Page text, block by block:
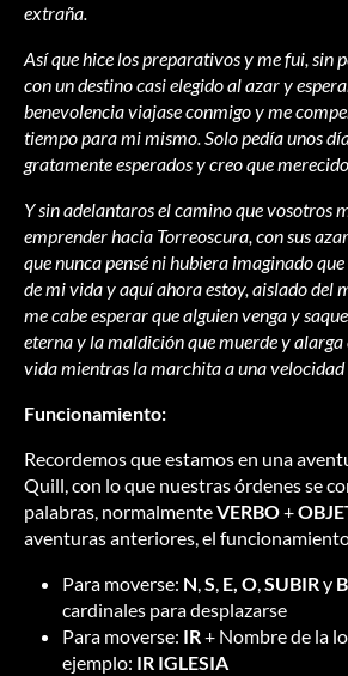
extraña.
Así que hice los preparativos y me fui, sin
con un destino casi elegido al azar y
benevolencia viajase conmigo y me
tiempo para mi mismo. Solo pedía unos
gratamente esperados y creo que
Y sin adelantaros el camino que vosotros
emprender hacia Torreoscura, con sus
que nunca pensé ni hubiera imaginado
de mi vida y aquí ahora estoy, aislado del
me cabe esperar que alguien venga y
eterna y la maldición que muerde y
vida mientras la marchita a una
Funcionamiento:
Recordemos que estamos en una
Quill, con lo que nuestras órdenes se
palabras, normalmenteVERBO+
aventuras anteriores, el
Para moverse: N,S, E, O,SUBIRy
cardinales para desplazarse
Para moverse: IR+ Nombre de la
ejemplo: IR IGLESIA